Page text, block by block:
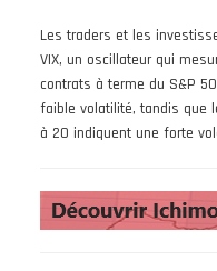
Les traders et les
VIX, un oscillateur qui
contrats à terme du S&P
faible volatilité, tandis que
à 20 indiquent une forte